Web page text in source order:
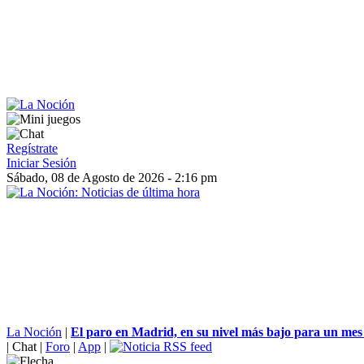
Regístrate
Iniciar Sesión
Sábado, 08 de Agosto de 2026 - 2:16 pm
La Noción | El paro en Madrid, en su nivel más bajo para un mes
| Chat | Foro | App |